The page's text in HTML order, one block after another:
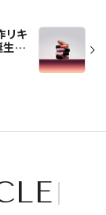
リキ
！
む
ま